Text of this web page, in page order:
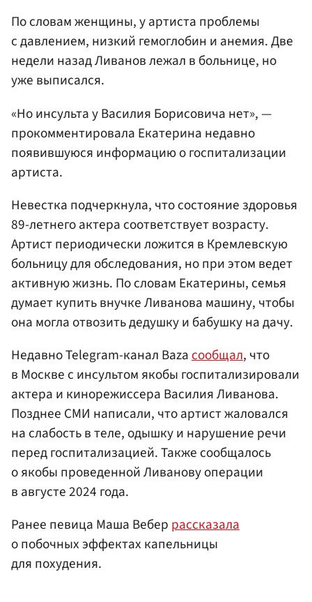
По словам женщины, у артиста проблемы
с давлением, низкий гемоглобин и анемия. Две
недели назад Ливанов лежал в больнице, но
уже выписался.
«Но инсульта у Василия Борисовича нет», —
прокомментировала Екатерина недавно
появившуюся информацию о госпитализации
артиста.
Невестка подчеркнула, что состояние здоровья
89-летнего актера соответствует возрасту.
Артист периодически ложится в Кремлевскую
больницу для обследования, но при этом ведет
активную жизнь. По словам Екатерины, семья
думает купить внучке Ливанова машину, чтобы
она могла отвозить дедушку и бабушку на дачу.
Недавно Telegram-канал Bazaсообщал, что
в Москве с инсультом якобы госпитализировали
актера и кинорежиссера Василия Ливанова.
Позднее СМИ написали, что артист жаловался
на слабость в теле, одышку и нарушение речи
перед госпитализацией. Также сообщалось
о якобы проведенной Ливанову операции
в августе 2024 года.
Ранее певица Маша Вебер рассказала
о побочных эффектах капельницы
для похудения.